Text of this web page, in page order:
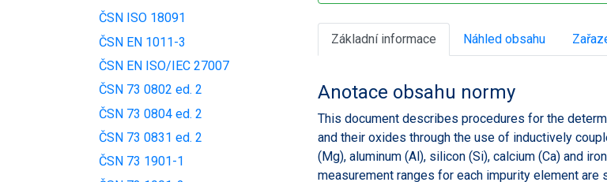
ČSN ISO 18091
ČSN EN 1011-3
ČSN EN ISO/IEC 27007
ČSN 73 0802 ed. 2
ČSN 73 0804 ed. 2
ČSN 73 0831 ed. 2
ČSN 73 1901-1
Základní informace Náhled obsahu
Anotace obsahu normy
This document describes procedures for the
and their oxides through the use of inductively
(Mg), aluminum (Al), silicon (Si), calcium (Ca) and
measurement ranges for each impurity element